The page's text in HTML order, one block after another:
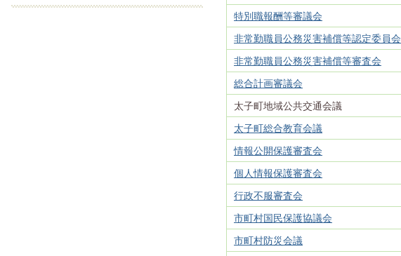
特別職報酬等審議会
非常勤職員公務災害補償等認定委員会
非常勤職員公務災害補償等審査会
総合計画審議会
太子町地域公共交通会議
太子町総合教育会議
情報公開保護審査会
個人情報保護審査会
行政不服審査会
市町村国民保護協議会
市町村防災会議